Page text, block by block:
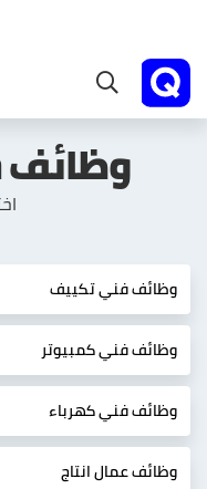
وظائف
وظائف فني تكييف
وظائف فني كمبيوتر
وظائف فني كهرباء
وظائف عمال انتاج